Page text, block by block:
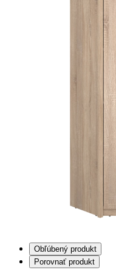
Obľúbený produkt
Porovnať produkt